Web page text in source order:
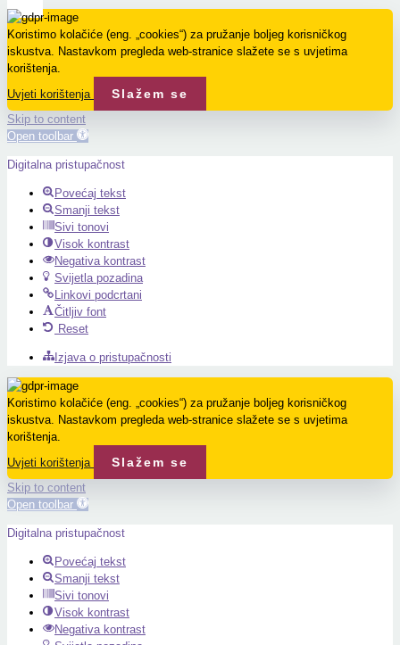
Koristimo kolačiće (eng. „cookies“) za pružanje boljeg korisničkog
iskustva. Nastavkom pregleda web-stranice slažete se s uvjetima
korištenja.
Uvjeti korištenja
Slažem se
Skip to content
Open toolbar
Digitalna pristupačnost
Povećaj tekst
Smanji tekst
Sivi tonovi
Visok kontrast
Negativa kontrast
Svijetla pozadina
Linkovi podcrtani
Čitljiv font
Reset
Izjava o pristupačnosti
Koristimo kolačiće (eng. „cookies“) za pružanje boljeg korisničkog
iskustva. Nastavkom pregleda web-stranice slažete se s uvjetima
korištenja.
Uvjeti korištenja
Slažem se
Skip to content
Open toolbar
Digitalna pristupačnost
Povećaj tekst
Smanji tekst
Sivi tonovi
Visok kontrast
Negativa kontrast